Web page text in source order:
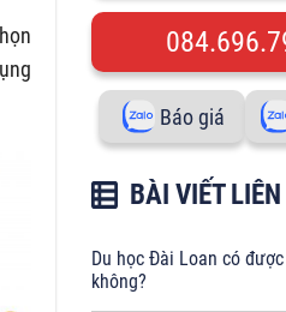
Báo giá
BÀI VIẾT
Du học Đài Loan có
không?